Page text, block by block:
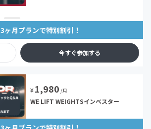
3ヶ月プランで特別割引！
今すぐ参加する
¥1,980 /月
WE LIFT WEIGHTSインベスター